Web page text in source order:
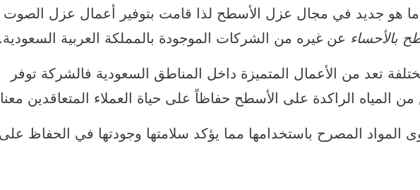
هو جديد في مجال عزل الأسطح لذا قامت بتوفير أعمال عزل الصوت
بالأحساء عن غيره من الشركات الموجودة بالمملكة العربية السعودية.
تعد من الأعمال المتميزة داخل المناطق السعودية فالشركة توفر
المياه الراكدة على الأسطح حفاظاً على حياة العملاء المتعاقدين
المصرح باستخدامها مما يؤكد سلامتها وجودتها في الحفاظ على